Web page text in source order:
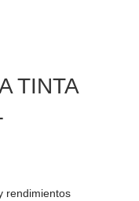
TINTA
rendimientos